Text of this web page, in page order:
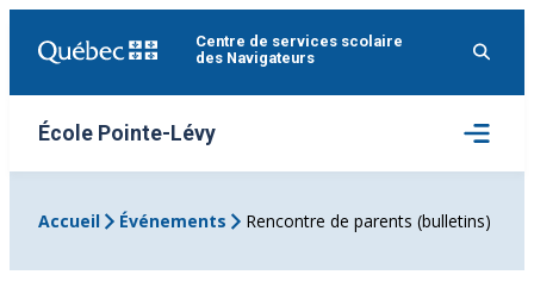
Centre de services scolaire
des Navigateurs
École Pointe-Lévy
Ouvrir
le
menu
Accueil
Événements Rencontre de parents (bulletins)